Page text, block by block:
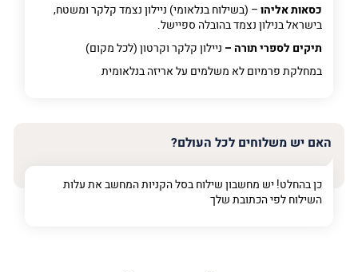
כסאות אליהו– (בשילוח בנלאומי) ניילון נצמד קלקר ומשטח,
בישראל בנילון נצמד בהובלה ספיישל.
תיקים לספרי תורה – ניילון קלקר וקרטון (לכל מקום)
במחלקת פרמיוםלא משלמים על אריזה בנלאומית
האם יש משלוחים לכל העולם?
כן בהחלט! יש מחשבון שילוח בסל הקניות המחשב את עלות
השילוח לפי הכתובת שלך